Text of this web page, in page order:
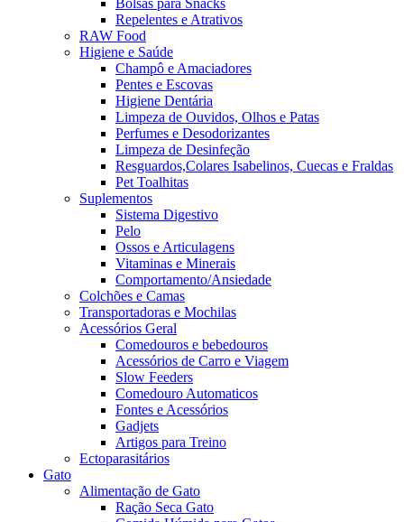
Repelentes e Atrativos
RAW Food
Higiene e Saúde
Champô e Amaciadores
Pentes e Escovas
Higiene Dentária
Limpeza de Ouvidos, Olhos e Patas
Perfumes e Desodorizantes
Limpeza de Desinfeção
Resguardos,Colares Isabelinos, Cuecas e Fraldas
Pet Toalhitas
Suplementos
Sistema Digestivo
Pelo
Ossos e Articulagens
Vitaminas e Minerais
Comportamento/Ansiedade
Colchões e Camas
Transportadoras e Mochilas
Acessórios Geral
Comedouros e bebedouros
Acessórios de Carro e Viagem
Slow Feeders
Comedouro Automaticos
Fontes e Acessórios
Gadjets
Artigos para Treino
Ectoparasitários
Gato
Alimentação de Gato
Ração Seca Gato